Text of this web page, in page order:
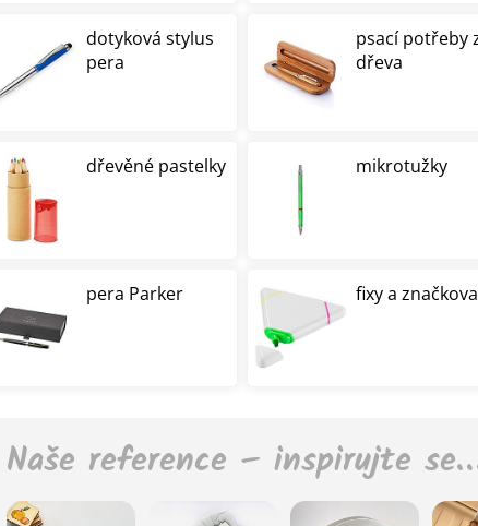
dotyková stylus
pera
psací potřeby
dřeva
dřevěné pastelky mikrotužky
pera Parker fixy a
Naše reference – inspirujte